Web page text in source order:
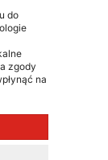
do
zgody
na